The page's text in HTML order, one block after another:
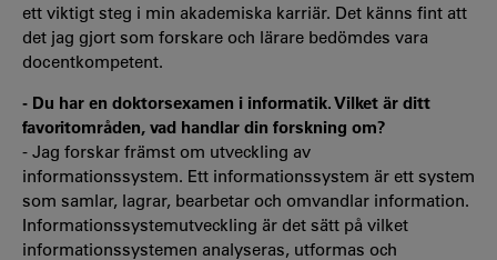
ett viktigt steg i min akademiska karriär. Det känns fint att
det jag gjort som forskare och lärare bedömdes vara
docentkompetent.
- Du har en doktorsexamen i informatik. Vilket är ditt
favoritområden, vad handlar din forskning om?
- Jag forskar främst om utveckling av
informationssystem. Ett informationssystem är ett system
som samlar, lagrar, bearbetar och omvandlar information.
Informationssystemutveckling är det sätt på vilket
informationssystemen analyseras, utformas och